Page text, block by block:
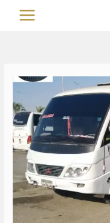
MAIN